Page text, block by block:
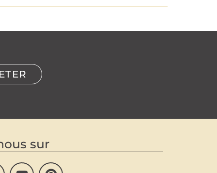
sur